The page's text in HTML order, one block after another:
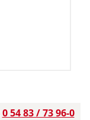
0 54 83 / 73 96-0